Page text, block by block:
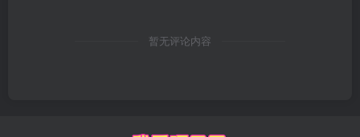
暂无评论内容